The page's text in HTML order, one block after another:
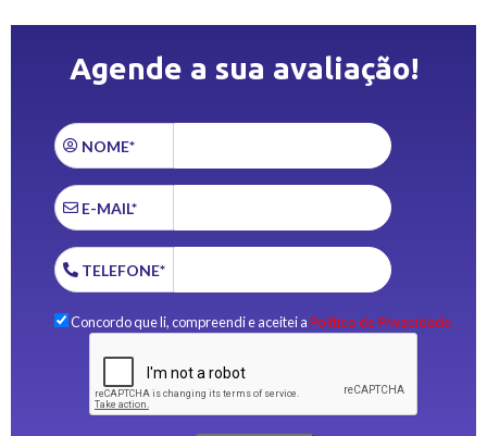
Agende a sua avaliação!
NOME*
E-MAIL*
TELEFONE*
Concordo que li, compreendi e aceitei a Política de Privacidade.